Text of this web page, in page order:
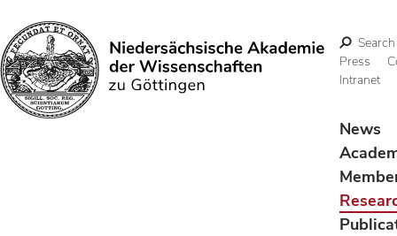
Search
Search
Press
Intranet
News